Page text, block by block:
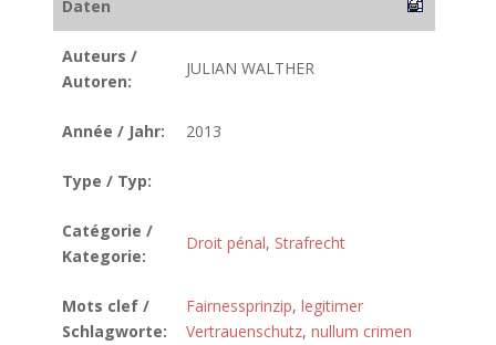
Daten
Auteurs /
Autoren:
JULIAN WALTHER
Année / Jahr: 2013
Type / Typ:
Catégorie /
Kategorie:
Droit pénal, Strafrecht
Mots clef /
Schlagworte:
Fairnessprinzip, legitimer
Vertrauenschutz, nullum crimen